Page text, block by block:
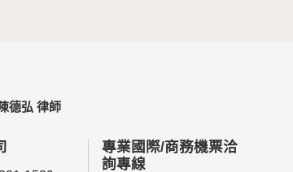
德弘 律師
專業國際/商務機票洽
詢專線